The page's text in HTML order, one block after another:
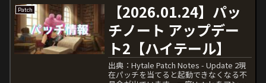
Patch
【2026.01.24】パッ
チノート アップデー
ト2【ハイテール】
出典：Hytale Patch Notes - Update 2現
在パッチを当てると起動できなくなる不